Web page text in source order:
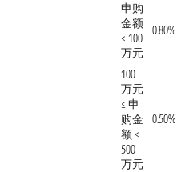
申购
金额
< 100
万元
0.80%
100
万元
≤ 申
购金
额 <
500
万元
0.50%